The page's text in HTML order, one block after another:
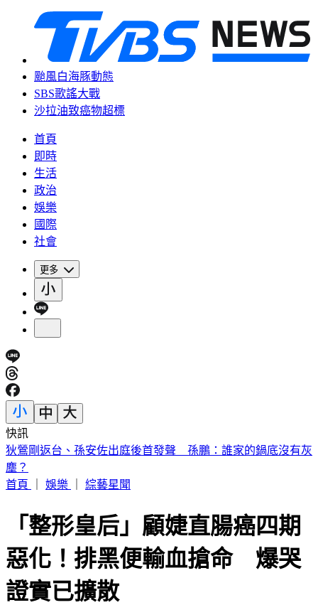
颱風白海豚動態
SBS歌謠大戰
沙拉油致癌物超標
首頁
即時
生活
政治
娛樂
國際
社會
更多
快訊
《紐時》曝台人赴陸「個資、足跡」全監控 陸委會：符合事
實
首頁
娛樂 綜藝星聞
「整形皇后」顧婕直腸癌四期
惡化！排黑便輸血搶命 爆哭
證實已擴散